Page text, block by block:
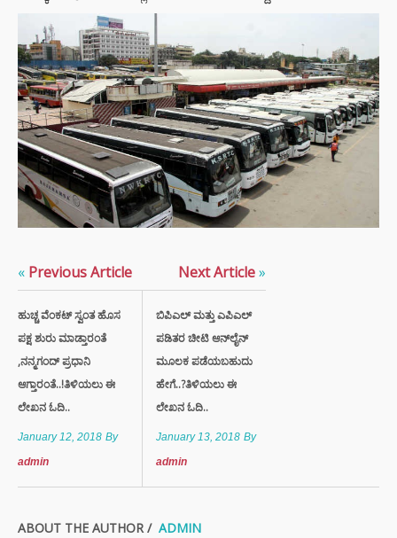
« Previous Article
ಹುಚ್ಚ ವೆಂಕಟ್ ಸ್ವಂತ ಹೊಸ
ಪಕ್ಷ ಶುರು ಮಾಡ್ತಾರಂತೆ
,ನನ್ಮಗಂದ್ ಪ್ರಧಾನಿ
ಆಗ್ತಾರಂತೆ..!ತಿಳಿಯಲು ಈ
ಲೇಖನ ಓದಿ..
January 12, 2018 By
admin
Next Article»
ಬಿಪಿಎಲ್ ಮತ್ತು ಎಪಿಎಲ್
ಪಡಿತರ ಚೀಟಿ ಆನ್‌ಲೈನ್
ಮೂಲಕ ಪಡೆಯಬಹುದು
ಹೇಗೆ..?ತಿಳಿಯಲು ಈ
ಲೇಖನ ಓದಿ..
January 13, 2018 By
admin
ABOUT THE AUTHOR / ADMIN